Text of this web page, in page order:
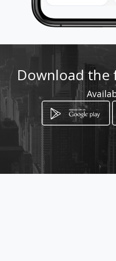
http://
amawebs.com
Location
Download the